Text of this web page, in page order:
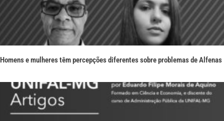
Homens e mulheres têm percepções diferentes sobre problemas de Alfenas